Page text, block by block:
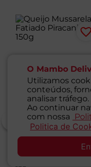
O Mambo
Utilizamos
conteúdos,
analisar tráfego.
Ao continuar
com nossa
Politica de
Fatiado Piracanjuba